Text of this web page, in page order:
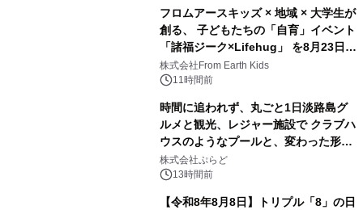
フロムアースキッズ × 地域 × 大学生が
創る、 子どもたちの「自育」イベント
「諸福ジーク×Lifehug」 を8月23日
(日)開催
株式会社From Earth Kids
11時間前
時間に追われず、丸ごと1日淡路島グ
ルメと観光、レジャー施設で クラブハ
ウスのようなプールと、変わった形の
サウナも 「THE BOXY AWAJI」のお
得な素泊まり連泊プランで
株式会社ぷらど
13時間前
【令和8年8月8日】トリプル「8」の日